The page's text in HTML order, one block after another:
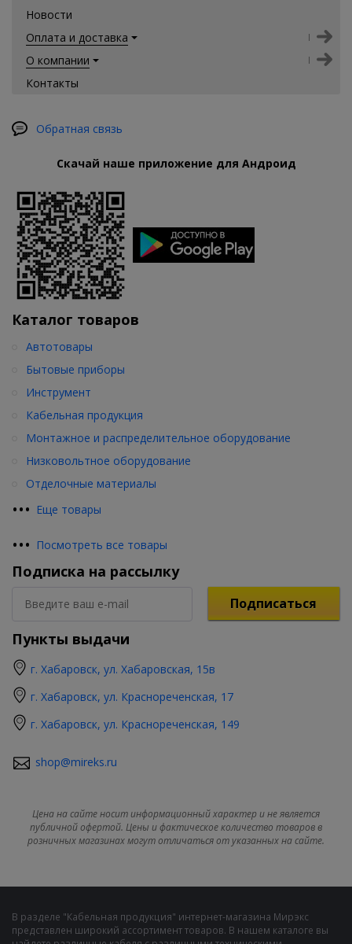
Новости
Оплата и доставка
О компании
Контакты
Обратная связь
Скачай наше приложение для Андроид
Каталог товаров
••• Еще товары
Автотовары
Бытовые приборы
Инструмент
Кабельная продукция
Монтажное и распределительное оборудование
Низковольтное оборудование
Отделочные материалы
••• Посмотреть все товары
Подписка на рассылку
Подписаться
Пункты выдачи
г. Хабаровск, ул. Хабаровская, 15в
г. Хабаровск, ул. Краснореченская, 17
г. Хабаровск, ул. Краснореченская, 149
shop@mireks.ru
Цена на сайте носит информационный характер и не является
публичной офертой. Цены и фактическое количество товаров в
розничных магазинах могут отличаться от указанных на сайте.
В разделе "Кабельная продукция" интернет-магазина Мирэкс
представлен широкий ассортимент товаров. В нашем каталоге вы